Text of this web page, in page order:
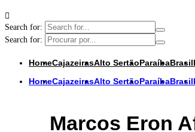
Search for:
Search for:
HomeCajazeirasAlto SertãoParaíbaBrasil
HomeCajazeirasAlto SertãoParaíbaBrasil
Marcos Eron